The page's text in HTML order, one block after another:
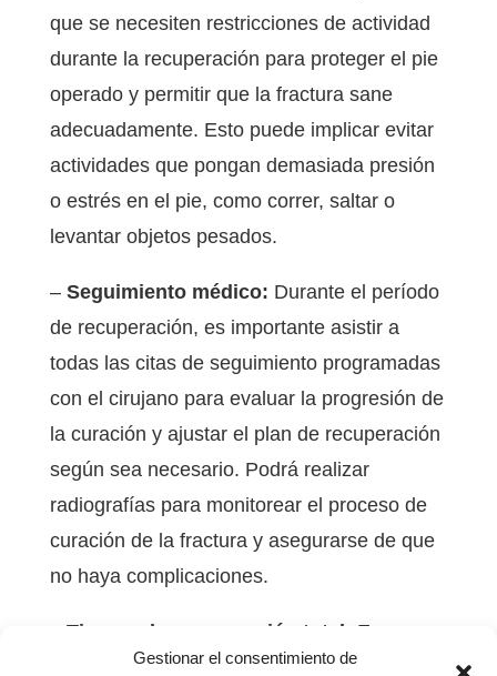
Gestionar el consentimiento de
que se necesiten restricciones de actividad
durante la recuperación para proteger el pie
operado y permitir que la fractura sane
adecuadamente. Esto puede implicar evitar
actividades que pongan demasiada presión
o estrés en el pie, como correr, saltar o
levantar objetos pesados.
– Seguimiento médico: Durante el período
de recuperación, es importante asistir a
todas las citas de seguimiento programadas
con el cirujano para evaluar la progresión de
la curación y ajustar el plan de recuperación
según sea necesario. Podrá realizar
radiografías para monitorear el proceso de
curación de la fractura y asegurarse de que
no haya complicaciones.
Tiempo de recuperación total:
En
general, la recuperación completa de una